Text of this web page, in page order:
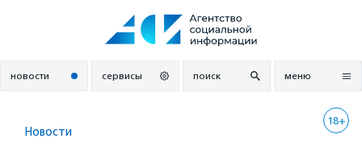
новости сервисы поиск меню
18+
Новости